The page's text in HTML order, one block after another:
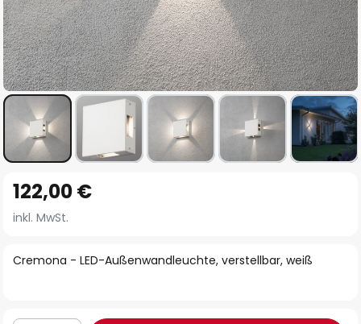
Anfang
der
springen
Cremona - LED-Außenwandleuchte, verstellbar, weiß
122,00 €
inkl. MwSt.